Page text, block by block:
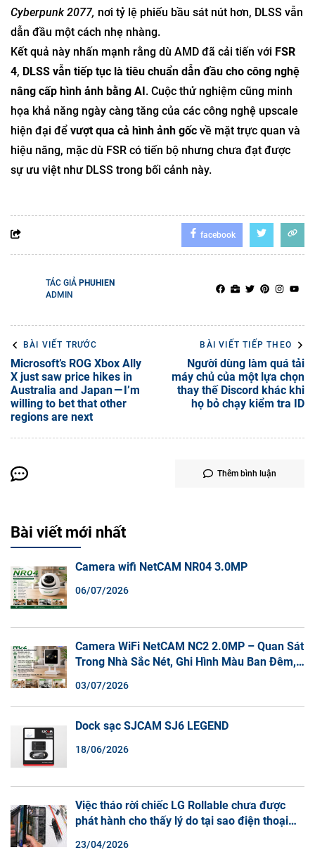
Cyberpunk 2077, nơi tỷ lệ phiếu bầu sát nút hơn, DLSS vẫn
dẫn đầu một cách nhẹ nhàng.
Kết quả này nhấn mạnh rằng dù AMD đã cải tiến với FSR
4, DLSS vẫn tiếp tục là tiêu chuẩn dẫn đầu cho công nghệ
nâng cấp hình ảnh bằng AI. Cuộc thử nghiệm cũng minh
họa khả năng ngày càng tăng của các công nghệ upscale
hiện đại để vượt qua cả hình ảnh gốc về mặt trực quan và
hiệu năng, mặc dù FSR có tiến bộ nhưng chưa đạt được
sự ưu việt như DLSS trong bối cảnh này.
facebook
TÁC GIẢ PHUHIEN
ADMIN
BÀI VIẾT TRƯỚC
Microsoft’s ROG Xbox Ally
X just saw price hikes in
Australia and Japan — I’m
willing to bet that other
regions are next
BÀI VIẾT TIẾP THEO
Người dùng làm quá tải
máy chủ của một lựa chọn
thay thế Discord khác khi
họ bỏ chạy kiểm tra ID
Thêm bình luận
Bài viết mới nhất
Camera wifi NetCAM NR04 3.0MP
06/07/2026
Camera WiFi NetCAM NC2 2.0MP – Quan Sát
Trong Nhà Sắc Nét, Ghi Hình Màu Ban Đêm,
03/07/2026
Dock sạc SJCAM SJ6 LEGEND
18/06/2026
Việc tháo rời chiếc LG Rollable chưa được
phát hành cho thấy lý do tại sao điện thoại
23/04/2026